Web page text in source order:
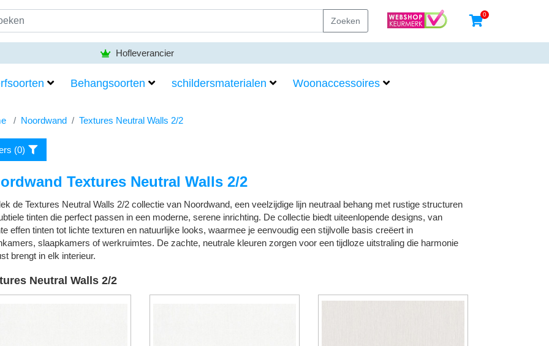
Zoeken
0
Hofleverancier
Behangsoorten schildersmaterialen Woonaccessoires
Noordwand Textures Neutral Walls 2/2
(0)
Textures Neutral Walls 2/2
de Textures Neutral Walls 2/2 collectie van Noordwand, een veelzijdige lijn neutraal behang met rustige structuren
tinten die perfect passen in een moderne, serene inrichting. De collectie biedt uiteenlopende designs, van
effen tinten tot lichte texturen en natuurlijke looks, waarmee je eenvoudig een stijlvolle basis creëert in
slaapkamers of werkruimtes. De zachte, neutrale kleuren zorgen voor een tijdloze uitstraling die harmonie
brengt in elk interieur.
Neutral Walls 2/2